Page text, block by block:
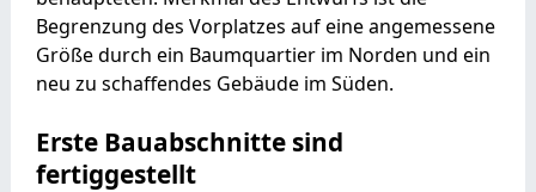
Begrenzung des Vorplatzes auf eine angemessene
Größe durch ein Baumquartier im Norden und ein
neu zu schaffendes Gebäude im Süden.
Erste Bauabschnitte sind
fertiggestellt